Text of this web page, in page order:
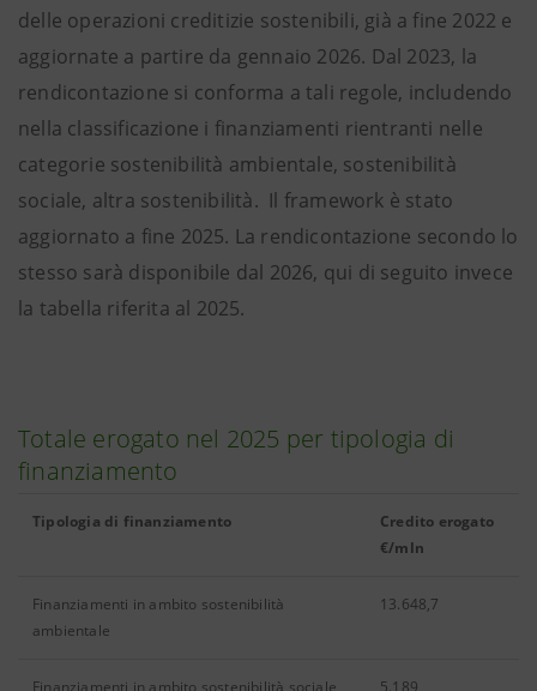
delle operazioni creditizie sostenibili, già a fine 2022 e
aggiornate a partire da gennaio 2026. Dal 2023, la
rendicontazione si conforma a tali regole, includendo
nella classificazione i finanziamenti rientranti nelle
categorie sostenibilità ambientale, sostenibilità
sociale, altra sostenibilità. Il framework è stato
aggiornato a fine 2025. La rendicontazione secondo lo
stesso sarà disponibile dal 2026, qui di seguito invece
la tabella riferita al 2025.
Totale erogato nel 2025 per tipologia di
finanziamento
Tipologia di finanziamento
Credito erogato
€/mln
Finanziamenti in ambito sostenibilità
ambientale
13.648,7
Finanziamenti in ambito sostenibilità sociale 5.189